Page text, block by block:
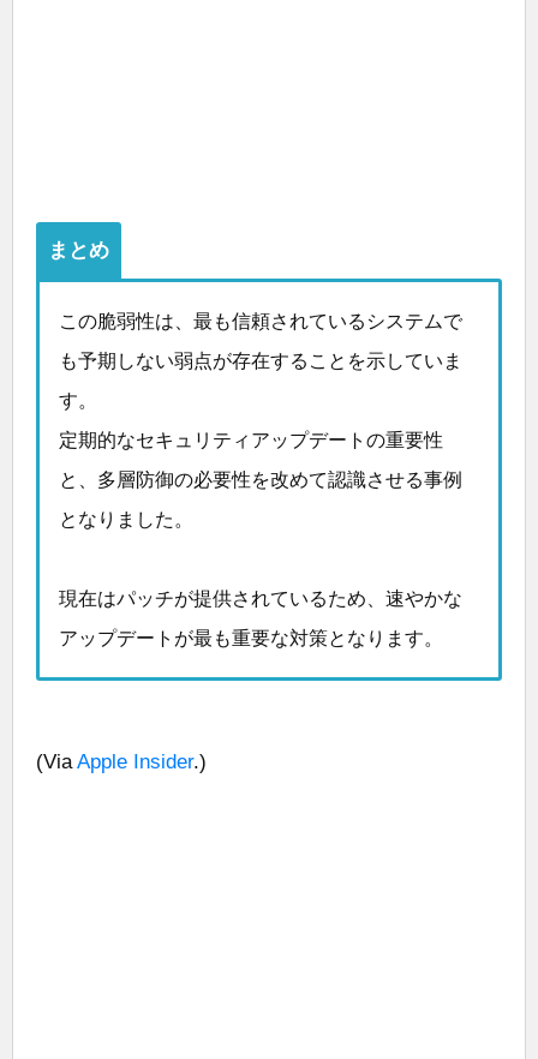
まとめ
この脆弱性は、最も信頼されているシステムで
も予期しない弱点が存在することを示していま
す。
定期的なセキュリティアップデートの重要性
と、多層防御の必要性を改めて認識させる事例
となりました。
現在はパッチが提供されているため、速やかな
アップデートが最も重要な対策となります。
(ViaApple Insider.)